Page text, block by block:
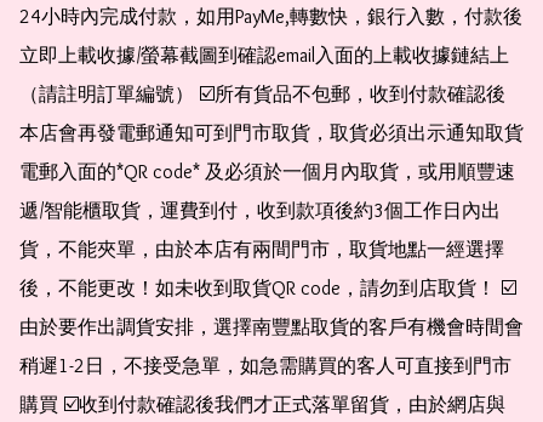
24小時內完成付款，如用PayMe,轉數快，銀行入數，付款後
立即上載收據/螢幕截圖到確認email入面的上載收據鏈結上
（請註明訂單編號） ☑️所有貨品不包郵，收到付款確認後
本店會再發電郵通知可到門市取貨，取貨必須出示通知取貨
電郵入面的*QR code* 及必須於一個月內取貨，或用順豐速
遞/智能櫃取貨，運費到付，收到款項後約3個工作日內出
貨，不能夾單，由於本店有兩間門市，取貨地點一經選擇
後，不能更改！如未收到取貨QR code，請勿到店取貨！ ☑️
由於要作出調貨安排，選擇南豐點取貨的客戶有機會時間會
稍遲1-2日，不接受急單，如急需購買的客人可直接到門市
購買 ☑️收到付款確認後我們才正式落單留貨，由於網店與